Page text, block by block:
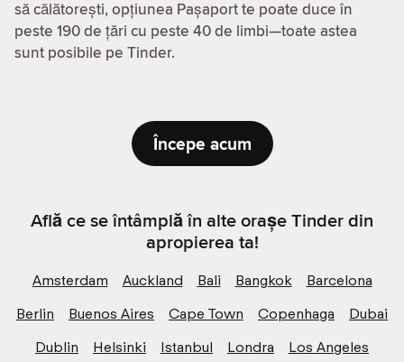
să călătorești, opțiunea Pașaport te poate duce în
peste 190 de țări cu peste 40 de limbi—toate astea
sunt posibile pe Tinder.
Începe acum
Află ce se întâmplă în alte orașe Tinder din
apropierea ta!
Amsterdam Auckland Bali Bangkok
Barcelona
Berlin
Buenos Aires Cape Town Copenhaga
Dubai
Dublin
Helsinki Istanbul Londra
Los Angeles